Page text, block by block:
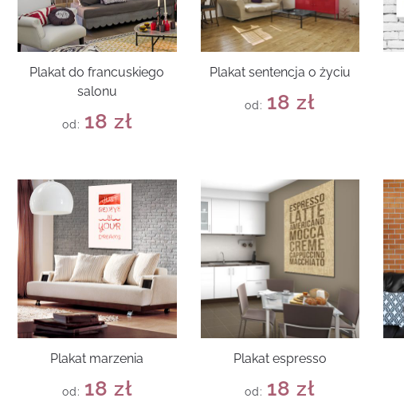
Plakat do francuskiego
salonu
od: 18 zł
Plakat sentencja o życiu
od: 18zł
Plakat marzenia
od: 18 zł
Plakat espresso
od: 18zł